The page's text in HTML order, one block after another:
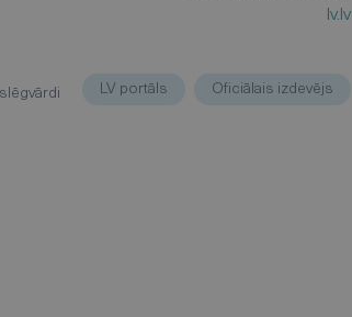
lv.lv
LV portāls Oficiālais izdevējs